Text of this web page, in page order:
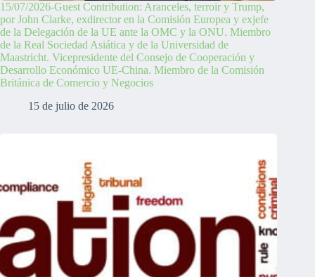
15/07/2026-Guest Contribution: Aranceles, terroir y Trump,
por John Clarke, exdirector en la Comisión Europea y exjefe
de la Delegación de la UE ante la OMC y la ONU. Miembro
de la Real Sociedad Asiática y de la Universidad de
Maastricht. Vicepresidente del Consejo de Cooperación y
Desarrollo Económico UE-China. Miembro de la Comisión
Británica de Comercio y Negocios
15 de julio de 2026